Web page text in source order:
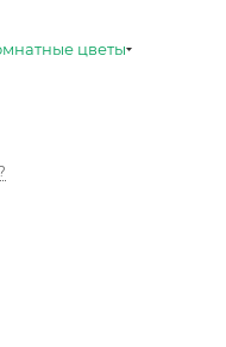
цветы